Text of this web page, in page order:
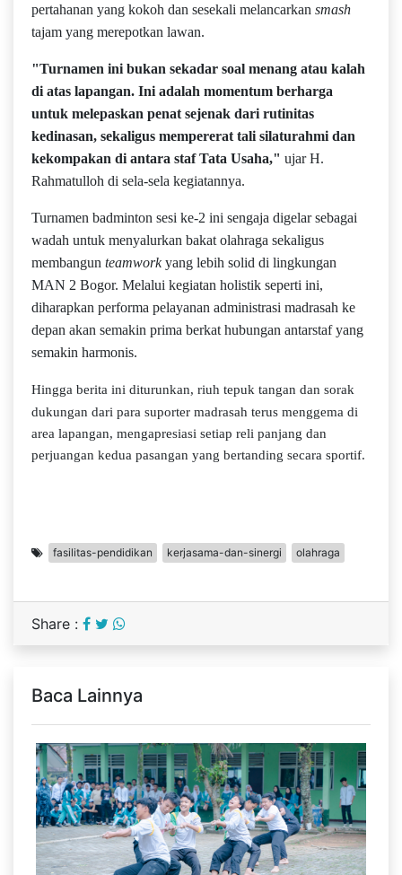
pertahanan yang kokoh dan sesekali melancarkan smash
tajam yang merepotkan lawan.
"Turnamen ini bukan sekadar soal menang atau kalah
di atas lapangan. Ini adalah momentum berharga
untuk melepaskan penat sejenak dari rutinitas
kedinasan, sekaligus mempererat tali silaturahmi dan
kekompakan di antara staf Tata Usaha," ujar H.
Rahmatulloh di sela-sela kegiatannya.
Turnamen badminton sesi ke-2 ini sengaja digelar sebagai
wadah untuk menyalurkan bakat olahraga sekaligus
membangun teamworkyang lebih solid di lingkungan
MAN 2 Bogor. Melalui kegiatan holistik seperti ini,
diharapkan performa pelayanan administrasi madrasah ke
depan akan semakin prima berkat hubungan antarstaf yang
semakin harmonis.
Hingga berita ini diturunkan, riuh tepuk tangan dan sorak
dukungan dari para suporter madrasah terus menggema di
area lapangan, mengapresiasi setiap reli panjang dan
perjuangan kedua pasangan yang bertanding secara sportif.
fasilitas-pendidikan kerjasama-dan-sinergi olahraga
Share :
Baca Lainnya